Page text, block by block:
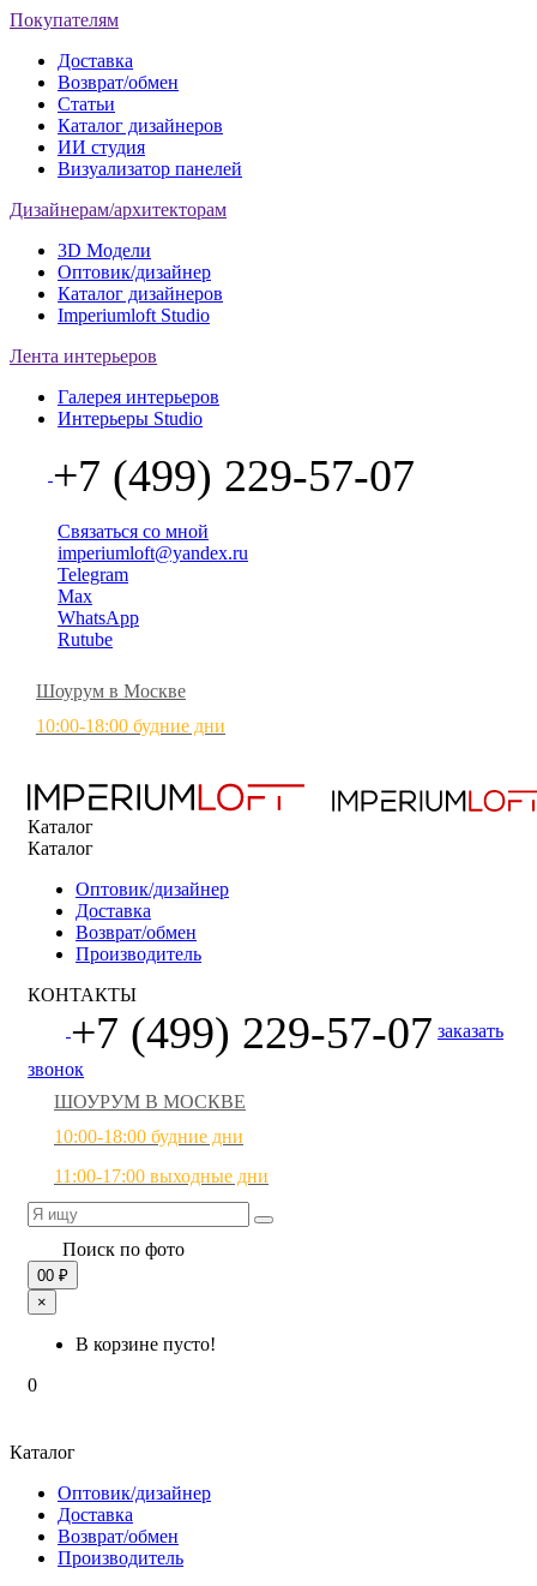
Покупателям
Доставка
Возврат/обмен
Статьи
Каталог дизайнеров
ИИ студия
Визуализатор панелей
Дизайнерам/архитекторам
3D Модели
Оптовик/дизайнер
Каталог дизайнеров
Imperiumloft Studio
Лента интерьеров
Галерея интерьеров
Интерьеры Studio
+7 (499) 229-57-07
Связаться со мной
imperiumloft@yandex.ru
Telegram
Max
WhatsApp
Rutube
Шоурум в Москве
10:00-18:00 будние дни
Каталог
Каталог
Оптовик/дизайнер
Доставка
Возврат/обмен
Производитель
КОНТАКТЫ
+7 (499) 229-57-07 заказать
звонок
ШОУРУМ В МОСКВЕ
10:00-18:00 будние дни
11:00-17:00 выходные дни
Поиск по фото
00 ₽
×
В корзине пусто!
0
Каталог
Оптовик/дизайнер
Доставка
Возврат/обмен
Производитель